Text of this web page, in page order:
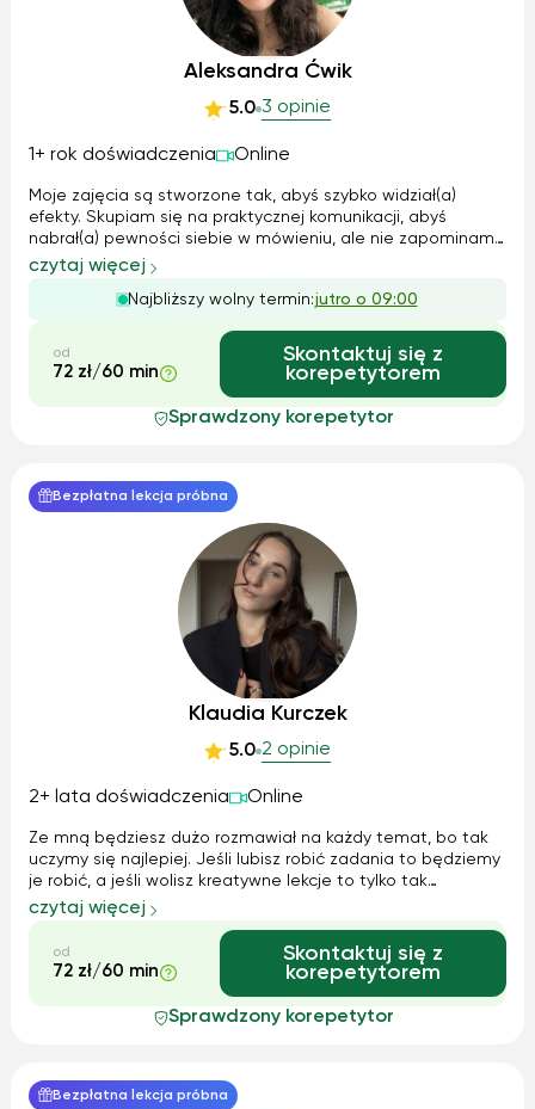
Aleksandra Ćwik
5.0 3 opinie
1+ rok doświadczenia Online
Moje zajęcia są stworzone tak, abyś szybko widział(a)
efekty. Skupiam się na praktycznej komunikacji, abyś
nabrał(a) pewności siebie w mówieniu, ale nie zapominamy
o solidnych podstawach. Wspólnie pracujemy nad
gramatyką i nadrabiamy materiał ze szkoły, a także
pomagam w odrabianiu bieżących prac d...
czytaj więcej
Najbliższy wolny termin:jutro o 09:00
od
72 zł/60 min
Skontaktuj się z
korepetytorem
Sprawdzony korepetytor
Bezpłatna lekcja próbna
Klaudia Kurczek
5.0 2 opinie
2+ lata doświadczenia Online
Ze mną będziesz dużo rozmawiał na każdy temat, bo tak
uczymy się najlepiej. Jeśli lubisz robić zadania to będziemy
je robić, a jeśli wolisz kreatywne lekcje to tylko tak
będziemy się uczyć! Moim głównym zadaniem będzie to
bo klucz to pewność...
czytaj więcej
od
72 zł/60 min
Skontaktuj się z
korepetytorem
Sprawdzony korepetytor
Bezpłatna lekcja próbna